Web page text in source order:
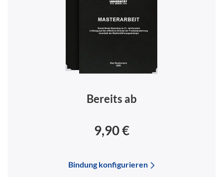
Bereits ab
9,90 €
Bindung konfigurieren